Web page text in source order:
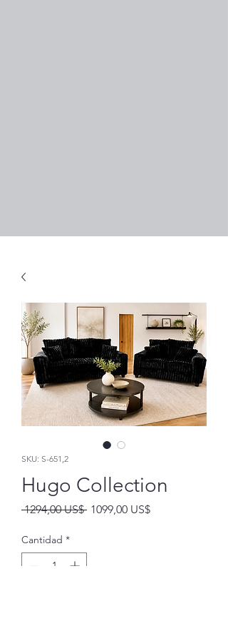
SKU: S-651,2
Hugo Collection
1294,00 US$ Precio
1099,00 US$Precio
Cantidad *